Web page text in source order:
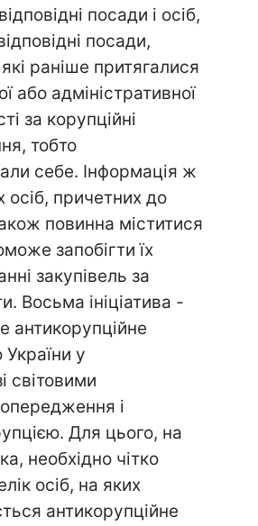
посади і осіб,
посади,
раніше притягалися
або адміністративної
за корупційні
тобто
себе. Інформація ж
причетних до
повинна міститися
запобігти їх
закупівель за
Восьма ініціатива -
антикорупційне
у
світовими
і
Для цього, на
необхідно чітко
осіб, на яких
антикорупційне